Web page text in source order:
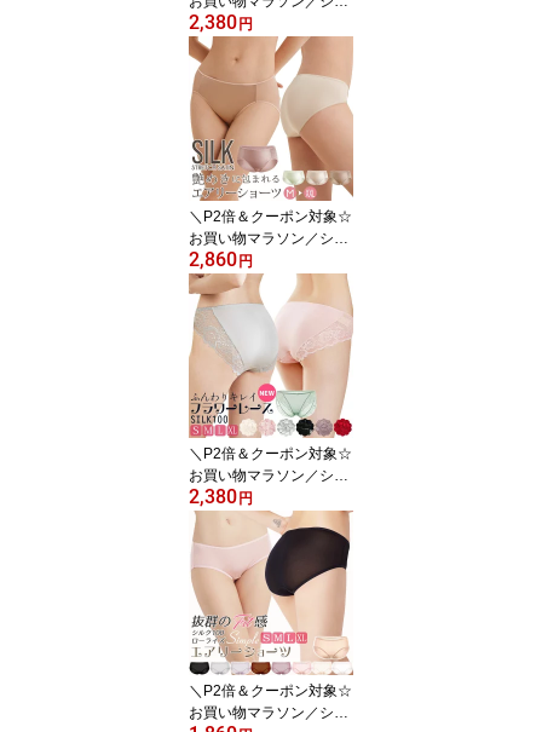
ク ショーツ シルク100%
サテン スムースバック
レディース ローライズ
セクシー サイドストリン
グ ビキニショーツ シル
クショーツ パンツ パン
ティー 8カラー S/M/L/XL
送料無料 ctsho main
2,380円
＼P2倍＆クーポン対象☆
お買い物マラソン／シル
ク ショーツ シルク100%
サテン スムース スタン
ダード 中腰 シンプル フ
ルバック シルクショーツ
パンツ パンティーハクモ
クレン/ティーグリーン/
シャンパン/ローズダスト
M/L/XL/XXL 送料無料 cts
ho kinu15
2,860円
＼P2倍＆クーポン対象☆
お買い物マラソン／シル
ク ショーツ シルク100%
レディース レース 極細
糸 フラワーレース スタ
ンダード シルクインナー
シルク ショーツ アイボ
リー/ピンク/レッド/モー
ブパープル/グレー/ブラ
ック S/M/L/XL ctsho mai
n
2,380円
＼P2倍＆クーポン対象☆
お買い物マラソン／シル